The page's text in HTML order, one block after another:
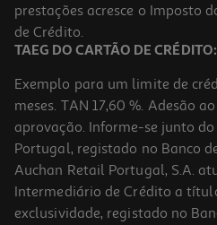
17,70 € PVP de editor
15,93 €
-10%
prestações acresce o Imposto
de Crédito.
TAEG DO CARTÃO DE
Exemplo para um limite de
meses. TAN 17,60 %. Adesão
aprovação. Informe-se junto
Portugal, registado no Banco
Auchan Retail Portugal, S.A.
Intermediário de Crédito a
exclusividade, registado no